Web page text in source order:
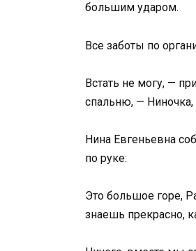
большим ударом.
Все заботы по
Встать не могу, —
спальню, — Ниночка,
Нина Евгеньевна
по руке:
Это большое горе,
знаешь прекрасно,